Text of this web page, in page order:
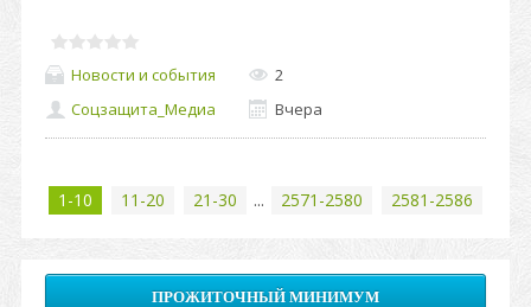
Новости и события
2
Соцзащита_Медиа
Вчера
1-10 11-20 21-30 ... 2571-2580 2581-2586
ПРОЖИТОЧНЫЙ МИНИМУМ